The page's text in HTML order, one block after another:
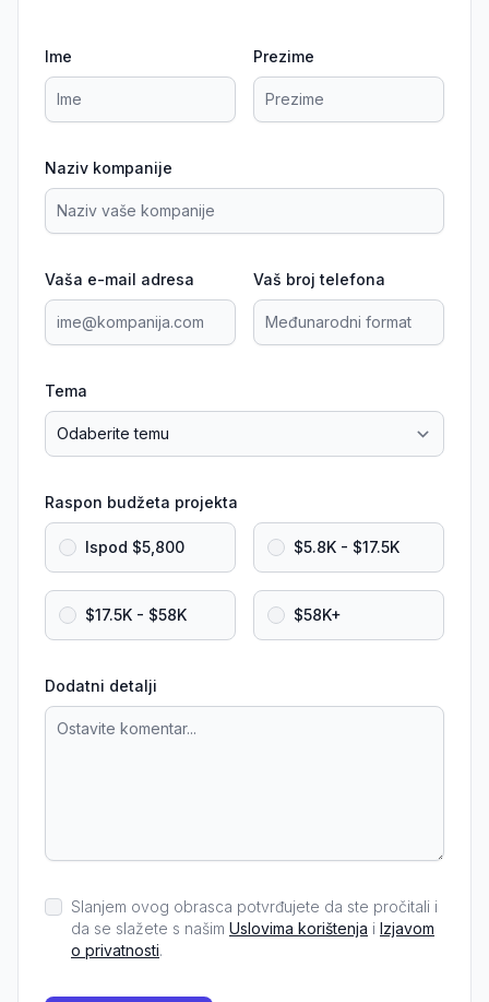
Ime Prezime
Naziv kompanije
Vaša e-mail adresa Vaš broj telefona
Tema
Raspon budžeta projekta
Ispod $5,800 $5.8K - $17.5K
$17.5K - $58K $58K+
Dodatni detalji
Slanjem ovog obrasca potvrđujete da ste pročitali i
da se slažete s našim Uslovima korištenja i Izjavom
o privatnosti.